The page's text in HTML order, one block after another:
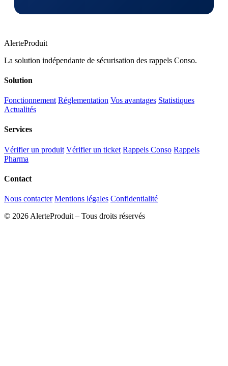
AlerteProduit
La solution indépendante de sécurisation des rappels Conso.
Solution
Fonctionnement Réglementation Vos avantages Statistiques
Actualités
Services
Vérifier un produit Vérifier un ticket Rappels Conso Rappels
Pharma
Contact
Nous contacter Mentions légales Confidentialité
© 2026 AlerteProduit – Tous droits réservés